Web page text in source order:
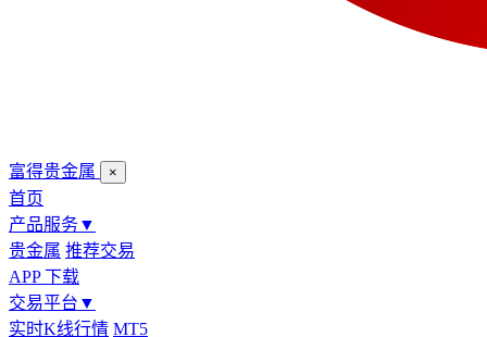
富得贵金属 ×
首页
产品服务▼
贵金属 推荐交易
APP 下载
交易平台 ▼
实时K线行情 MT5